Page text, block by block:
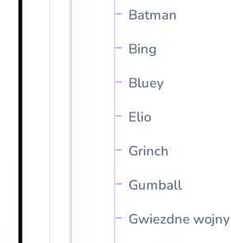
Batman
Bing
Bluey
Elio
Grinch
Gumball
Gwiezdne wojny